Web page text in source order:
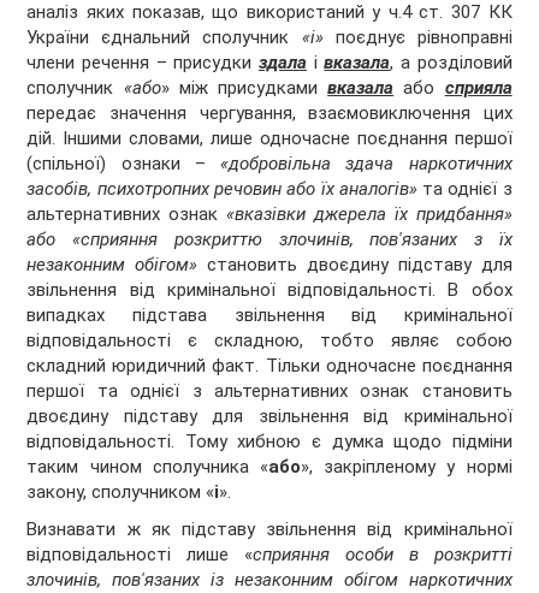
аналіз яких показав, що використаний у ч.4 ст. 307 КК
України єднальний сполучник «і» поєднує рівноправні
члени речення – присудки здала івказала, а розділовий
сполучник «або» між присудкамивказала або сприяла
передає значення чергування, взаємовиключення цих
дій. Іншими словами, лише одночасне поєднання першої
(спільної) ознаки –«добровільна здача наркотичних
засобів, психотропних речовин або їх аналогів» та однієї з
альтернативних ознак«вказівки джерела їх придбання»
або «сприяння розкриттю злочинів, пов'язаних з їх
незаконним обігом»становить двоєдину підставу для
звільнення від кримінальної відповідальності. В обох
випадках підстава звільнення від кримінальної
відповідальності є складною, тобто являє собою
складний юридичний факт. Тільки одночасне поєднання
першої та однієї з альтернативних ознак становить
двоєдину підставу для звільнення від кримінальної
відповідальності. Тому хибною є думка щодо підміни
таким чином сполучника «або», закріпленому у нормі
закону, сполучником «і».
Визнавати ж як підставу звільнення від кримінальної
відповідальності лише «сприяння особи в розкритті
злочинів, пов'язаних із незаконним обігом наркотичних